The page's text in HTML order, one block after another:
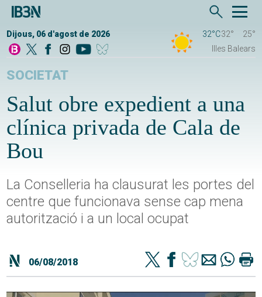
Dijous, 06 d'agost de 2026 32°C32°
25°
Illes Balears
SOCIETAT
Salut obre expedient a una
clínica privada de Cala de
Bou
La Conselleria ha clausurat les portes del
centre que funcionava sense cap mena
autorització i a un local ocupat
06/08/2018